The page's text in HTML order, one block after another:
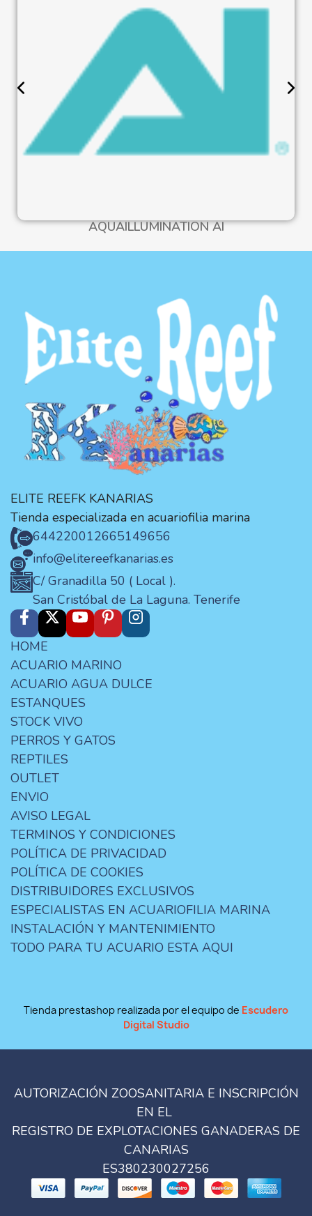
AQUAILLUMINATION AI
ELITE REEFK KANARIAS
Tienda especializada en acuariofilia marina
644220012665149656
info@elitereefkanarias.es
C/ Granadilla 50 ( Local ).
San Cristóbal de La Laguna. Tenerife
HOME
ACUARIO MARINO
ACUARIO AGUA DULCE
ESTANQUES
STOCK VIVO
PERROS Y GATOS
REPTILES
OUTLET
ENVIO
AVISO LEGAL
TERMINOS Y CONDICIONES
POLÍTICA DE PRIVACIDAD
POLÍTICA DE COOKIES
DISTRIBUIDORES EXCLUSIVOS
ESPECIALISTAS EN ACUARIOFILIA MARINA
INSTALACIÓN Y MANTENIMIENTO
TODO PARA TU ACUARIO ESTA AQUI
Tienda prestashop realizada por el equipo de Escudero
Digital Studio
AUTORIZACIÓN ZOOSANITARIA E INSCRIPCIÓN
EN EL
REGISTRO DE EXPLOTACIONES GANADERAS DE
CANARIAS
ES380230027256